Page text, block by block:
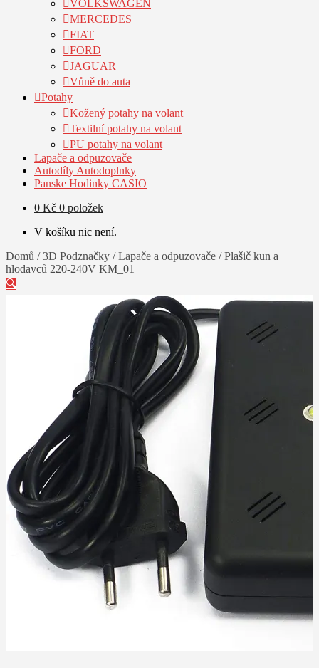
VOLKSWAGEN
MERCEDES
FIAT
FORD
JAGUAR
Vůně do auta
Potahy
Kožený potahy na volant
Textilní potahy na volant
PU potahy na volant
Lapače a odpuzovače
Autodíly Autodoplnky
Panske Hodinky CASIO
0 Kč 0 položek
V košíku nic není.
Domů /3D Podznačky /Lapače a odpuzovače /Plašič kun a
hlodavců 220-240V KM_01
🔍